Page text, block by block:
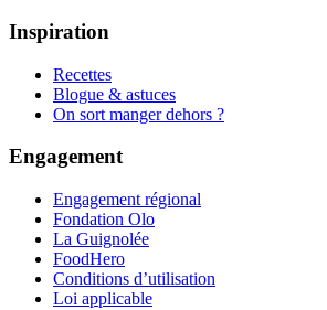
Inspiration
Recettes
Blogue & astuces
On sort manger dehors ?
Engagement
Engagement régional
Fondation Olo
La Guignolée
FoodHero
Conditions d’utilisation
Loi applicable